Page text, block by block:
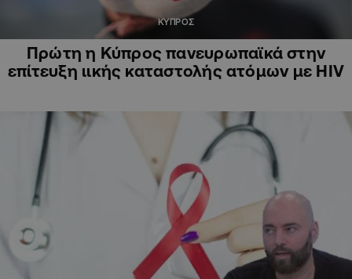
ΚΥΠΡΟΣ
Πρώτη η Κύπρος πανευρωπαϊκά στην
επίτευξη ιικής καταστολής ατόμων με HIV